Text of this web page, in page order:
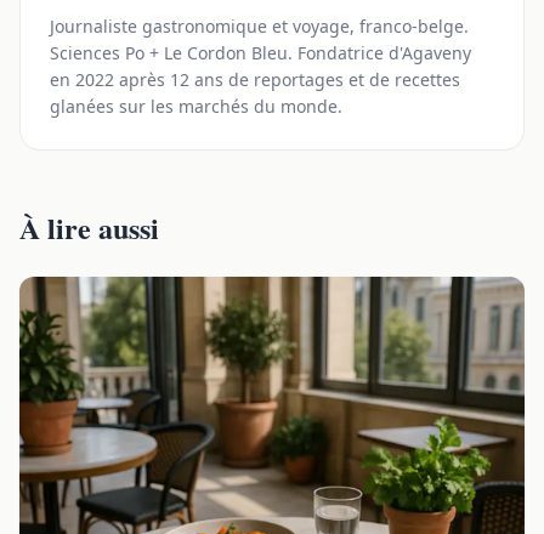
Journaliste gastronomique et voyage, franco-belge.
Sciences Po + Le Cordon Bleu. Fondatrice d'Agaveny
en 2022 après 12 ans de reportages et de recettes
glanées sur les marchés du monde.
À lire aussi